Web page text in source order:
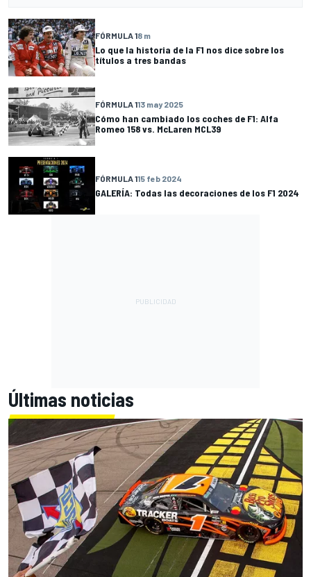
FÓRMULA 18 m
Lo que la historia de la F1 nos dice sobre los
títulos a tres bandas
FÓRMULA 113 may 2025
Cómo han cambiado los coches de F1: Alfa
Romeo 158 vs. McLaren MCL39
FÓRMULA 115 feb 2024
GALERÍA: Todas las decoraciones de los F1 2024
Últimas noticias